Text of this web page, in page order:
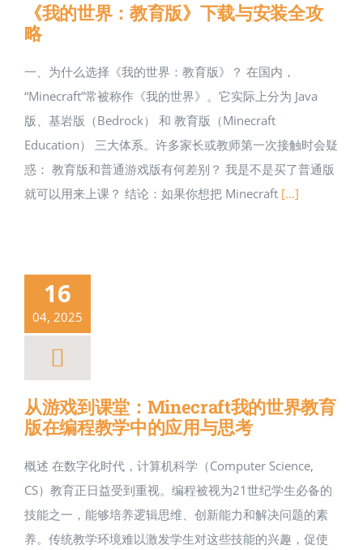
《我的世界：教育版》下载与安装全攻
略
一、为什么选择《我的世界：教育版》？ 在国内，
“Minecraft”常被称作《我的世界》。它实际上分为 Java
版、基岩版（Bedrock） 和 教育版（Minecraft
Education） 三大体系。许多家长或教师第一次接触时会疑
惑： 教育版和普通游戏版有何差别？ 我是不是买了普通版
就可以用来上课？ 结论：如果你想把 Minecraft [...]
16
04, 2025
从游戏到课堂：Minecraft我的世界教育
版在编程教学中的应用与思考
概述 在数字化时代，计算机科学（Computer Science,
CS）教育正日益受到重视。编程被视为21世纪学生必备的
技能之一，能够培养逻辑思维、创新能力和解决问题的素
养。传统教学环境难以激发学生对这些技能的兴趣，促使